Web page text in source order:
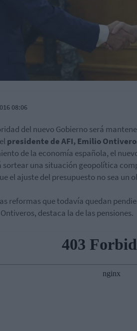
08:06
del nuevo Gobierno será
presidente de AFI, Emilio
de la economía española, el
sortear una situación geopolítica
el ajuste del presupuesto no sea un
reformas que todavía quedan
destaca la de las pensiones.